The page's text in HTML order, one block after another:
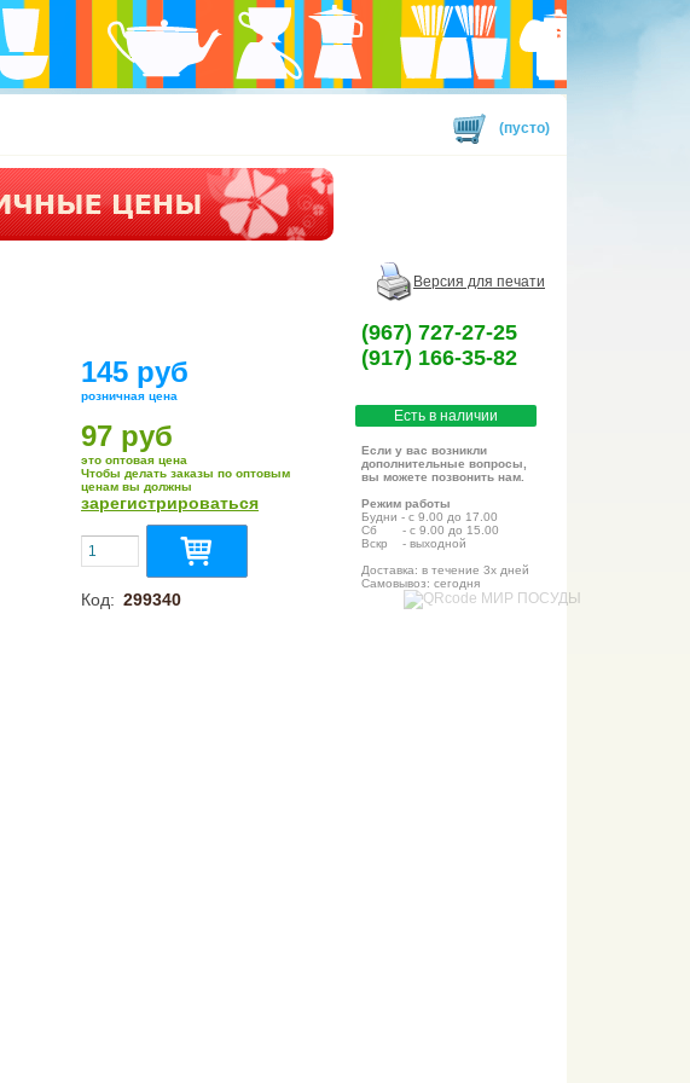
(пусто)
Версия для печати
(967) 727-27-25
(917) 166-35-82
Есть в наличии
Если у вас возникли
дополнительные вопросы,
вы можете позвонить нам.
Режим работы
Будни - с 9.00 до 17.00
Сб - с 9.00 до 15.00
Вскр - выходной
Доставка: в течение 3х дней
Самовывоз: сегодня
145 руб
розничная цена
97 руб
это оптовая цена
Чтобы делать заказы по оптовым
ценам вы должны
зарегистрироваться
Код: 299340